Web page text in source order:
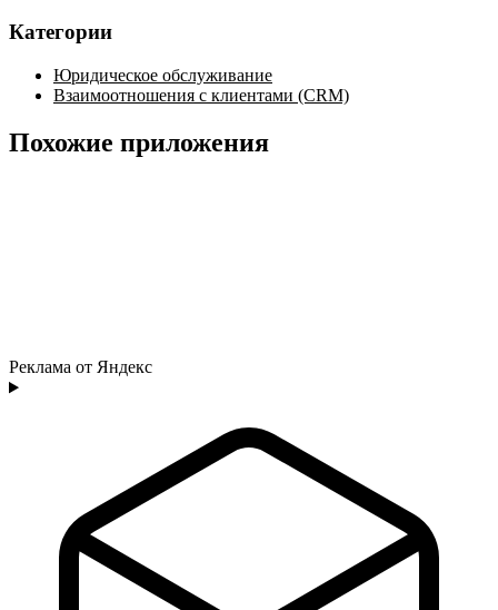
Категории
Юридическое обслуживание
Взаимоотношения с клиентами (CRM)
Похожие приложения
Реклама от Яндекс